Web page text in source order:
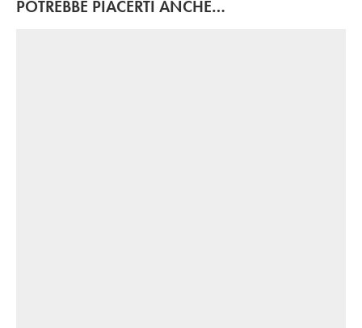
POTREBBE PIACERTI ANCHE…